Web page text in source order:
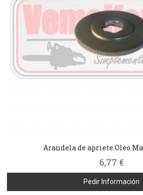
Arandela de apriete Oleo
6,77 €
Pedir Información